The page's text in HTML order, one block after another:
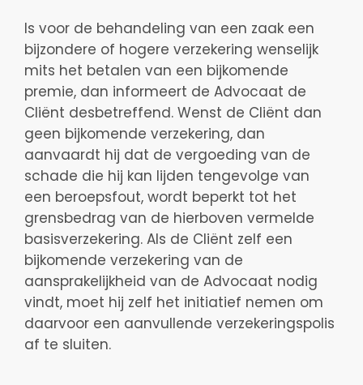
Is voor de behandeling van een zaak een
bijzondere of hogere verzekering wenselijk
mits het betalen van een bijkomende
premie, dan informeert de Advocaat de
Cliënt desbetreffend. Wenst de Cliënt dan
geen bijkomende verzekering, dan
aanvaardt hij dat de vergoeding van de
schade die hij kan lijden tengevolge van
een beroepsfout, wordt beperkt tot het
grensbedrag van de hierboven vermelde
basisverzekering. Als de Cliënt zelf een
bijkomende verzekering van de
aansprakelijkheid van de Advocaat nodig
vindt, moet hij zelf het initiatief nemen om
daarvoor een aanvullende verzekeringspolis
af te sluiten.